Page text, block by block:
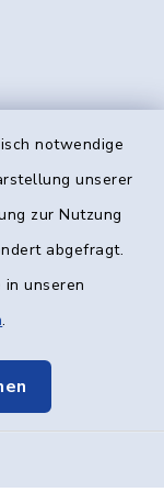
notwendige
unserer
zur Nutzung
abgefragt.
unseren
.